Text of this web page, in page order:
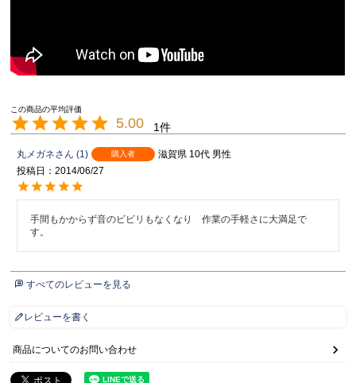
5.00 1
丸メガネ 1 購入者 滋賀県 10代 男性
投稿日
2014/06/27
手間もかからず音のビビリもなくなり　作業の手軽さに大満足で
す。
すべてのレビューを見る
レビューを書く
商品についてのお問い合わせ